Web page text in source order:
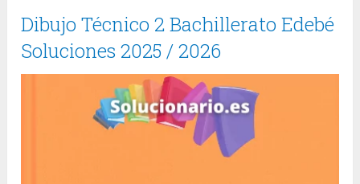
Dibujo Técnico 2 Bachillerato Edebé
Soluciones 2025 / 2026